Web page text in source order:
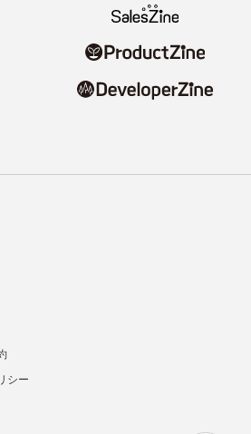
シー